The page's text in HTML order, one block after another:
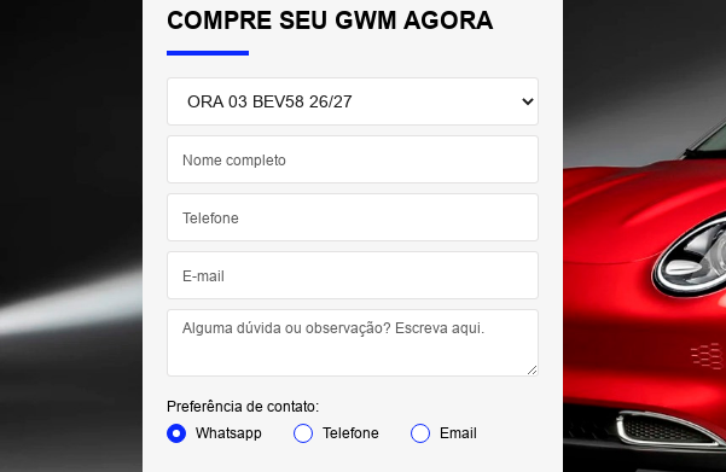
COMPRE SEU GWM AGORA
Preferência de contato:
Whatsapp
Telefone Email